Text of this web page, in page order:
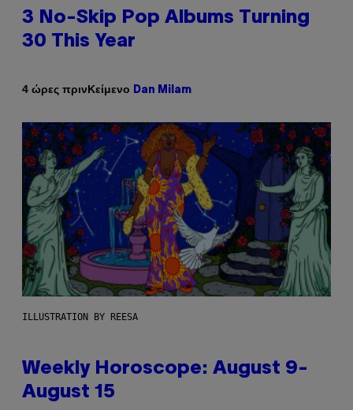
3 No-Skip Pop Albums Turning
30 This Year
4 ώρες πρινΚείμενο Dan Milam
ILLUSTRATION BY REESA
Weekly Horoscope: August 9-
August 15